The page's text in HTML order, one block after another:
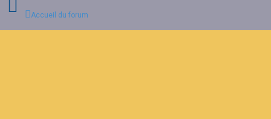
Accueil du forum